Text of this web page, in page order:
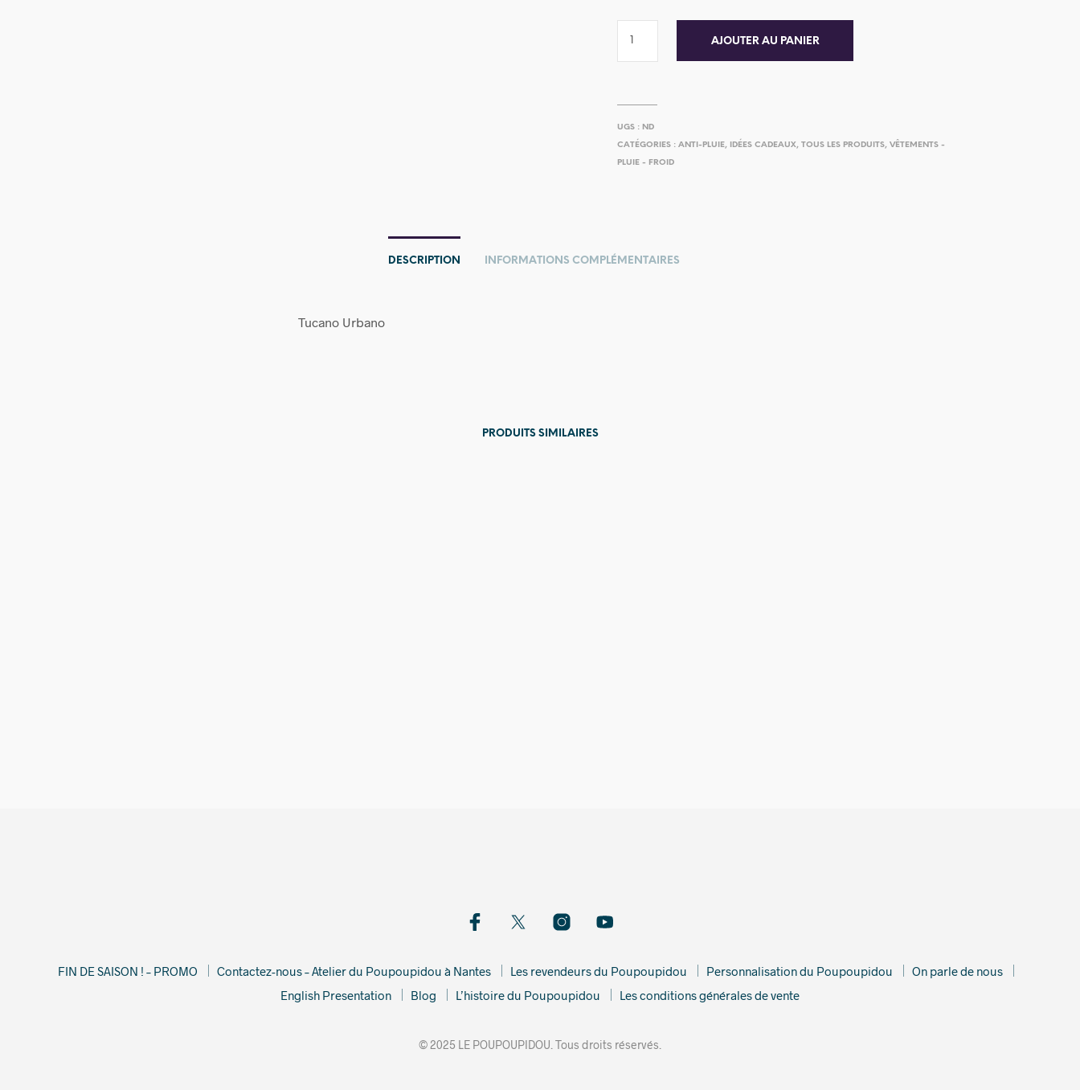
AJOUTER AU PANIER
UGS : ND
CATÉGORIES :ANTI-PLUIE, IDÉES CADEAUX,TOUS LES PRODUITS,VÊTEMENTS -
PLUIE - FROID
DESCRIPTION INFORMATIONS COMPLÉMENTAIRES
Tucano Urbano
PRODUITS SIMILAIRES
FIN DE SAISON ! – PROMO Contactez-nous – Atelier du Poupoupidou à Nantes Les revendeurs du Poupoupidou Personnalisation du Poupoupidou
On parle de nous
English Presentation
Blog L’histoire du Poupoupidou Les conditions générales de vente
© 2025 LE POUPOUPIDOU. Tous droits réservés.